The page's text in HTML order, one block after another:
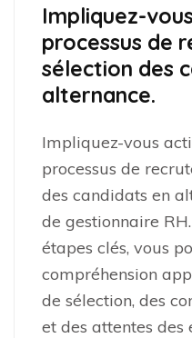
Impliquez-
processus de
sélection des
alternance.
Impliquez-vous
processus de
des candidats en
de gestionnaire
étapes clés, vous
compréhension
de sélection, des
et des attentes des